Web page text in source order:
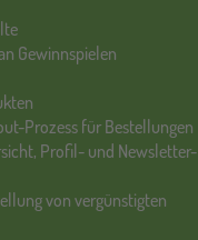
Gewinnspielen
Prozess für Bestellungen
Profil- und Newsletter-
von vergünstigten